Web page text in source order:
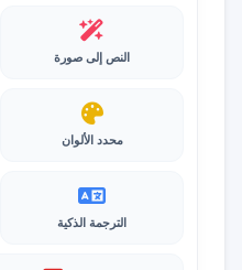
النص إلى صورة
محدد الألوان
الترجمة الذكية